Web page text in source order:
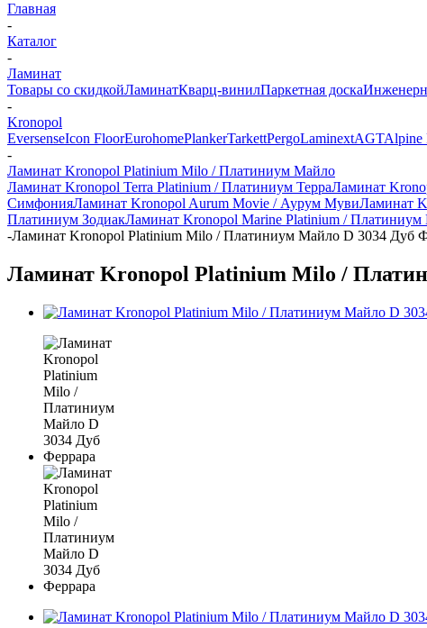
Главная
-
Каталог
-
Ламинат
Товары со скидкойЛаминатКварц-винилПаркетная доска
-
Kronopol
EversenseIcon FloorEurohomePlankerTarkettPergoLaminextAGTAlpine
-
Ламинат Kronopol Platinium Milo / Платиниум Майло
Ламинат Kronopol Terra Platinium / Платиниум ТерраЛаминат
СимфонияЛаминат Kronopol Aurum Movie / Аурум МувиЛаминат
Платиниум ЗодиакЛаминат Kronopol Marine Platinium /
-Ламинат Kronopol Platinium Milo / Платиниум Майло D 3034 Дуб
Ламинат Kronopol Platinium Milo /